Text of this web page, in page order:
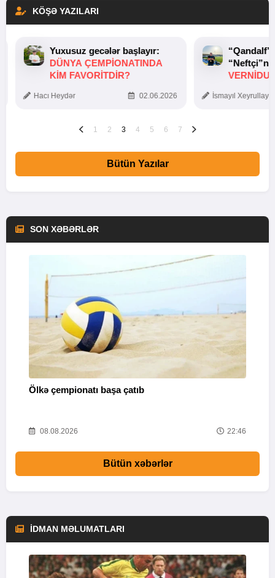
KÖŞƏ YAZILARI
Yuxusuz gecələr başlayır:
DÜNYA ÇEMPIONATINDA
KIM FAVORITDIR?
Hacı Heydər 02.06.2026 İsmayıl
1 2 3 4 5 6 7
Bütün Yazılar
SON XƏBƏRLƏR
Ölkə çempionatı başa çatıb
08.08.2026 22:46
Bütün xəbərlər
İDMAN MƏLUMATLARI